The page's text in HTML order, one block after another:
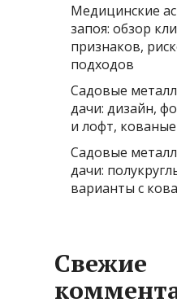
Медицинские
запоя: обзор
признаков,
подходов
Садовые
дачи: дизайн,
и лофт,
Садовые
дачи:
варианты с
Свежие